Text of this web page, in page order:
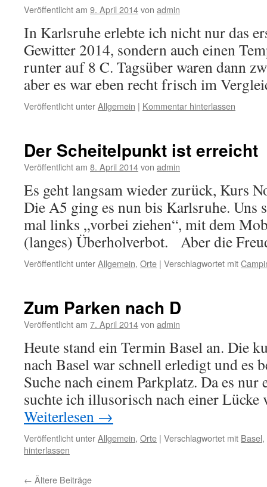
Veröffentlicht am 9. April 2014von admin
In Karlsruhe erlebte ich nicht nur das
Gewitter 2014, sondern auch einen
runter auf 8 C. Tagsüber waren dann
aber es war eben recht frisch im
Veröffentlicht unterAllgemein | Kommentar hinterlassen
Der Scheitelpunkt ist erreicht
Veröffentlicht am 8. April 2014von admin
Es geht langsam wieder zurück, Kurs
Die A5 ging es nun bis Karlsruhe. Uns
mal links „vorbei ziehen“, mit dem
(langes) Überholverbot. Aber die
Veröffentlicht unterAllgemein, Orte | Verschlagwortet mit
Zum Parken nach D
Veröffentlicht am 7. April 2014von admin
Heute stand ein Termin Basel an. Die
nach Basel war schnell erledigt und es
Suche nach einem Parkplatz. Da es
suchte ich illusorisch nach einer
Weiterlesen →
Veröffentlicht unterAllgemein, Orte | Verschlagwortet mit Basel,
hinterlassen
← Ältere Beiträge